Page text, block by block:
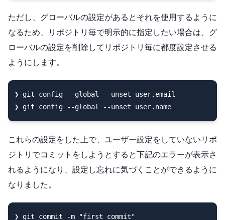
ただし、グローバルの設定があるとそれを使用するように
なるため、リポジトリ毎で明示的に指定したい場合は、グ
ローバルの設定を削除してリポジトリ毎に都度設定させる
ようにします。
❯ git config --global --unset user.email
❯ git config --global --unset user.name
これらの設定をした上で、ユーザー設定をしていないリポ
ジトリでコミットをしようとすると下記のエラーが表示さ
れるようになり、設定し忘れに気づくことができるように
なりました。
❯ git commit -m "first commit"